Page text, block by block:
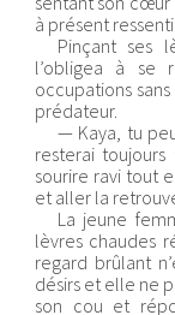
à présent
Pinçant ses
l’obligea à se
occupations
prédateur.
— Kaya, tu
resterai
sourire ravi tout
et aller la
La jeune
lèvres chaudes
regard brûlant
désirs et elle ne
son cou et